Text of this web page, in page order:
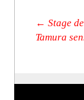
Post
← Stage
Tamura